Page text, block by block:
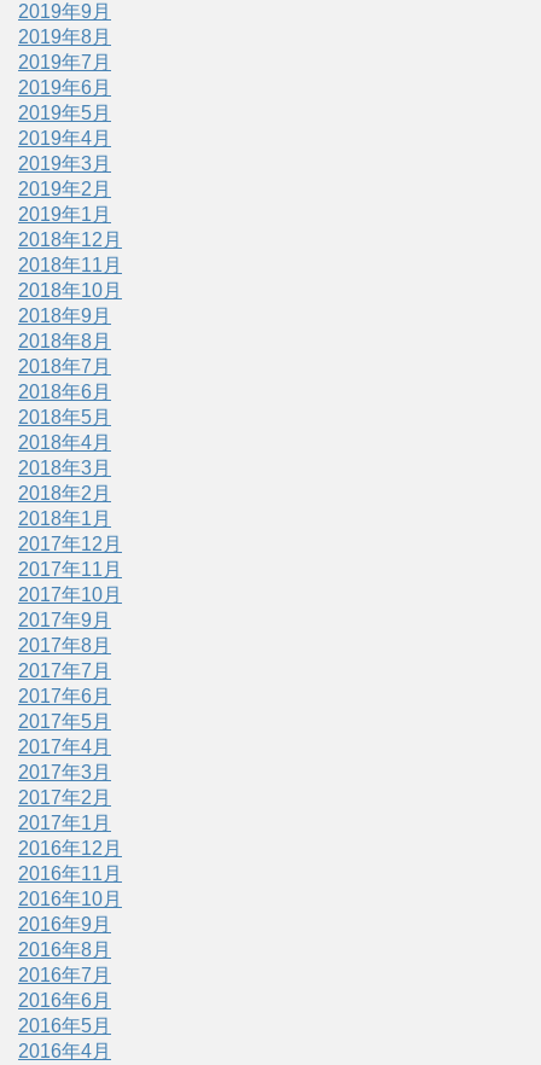
2019年9月
2019年8月
2019年7月
2019年6月
2019年5月
2019年4月
2019年3月
2019年2月
2019年1月
2018年12月
2018年11月
2018年10月
2018年9月
2018年8月
2018年7月
2018年6月
2018年5月
2018年4月
2018年3月
2018年2月
2018年1月
2017年12月
2017年11月
2017年10月
2017年9月
2017年8月
2017年7月
2017年6月
2017年5月
2017年4月
2017年3月
2017年2月
2017年1月
2016年12月
2016年11月
2016年10月
2016年9月
2016年8月
2016年7月
2016年6月
2016年5月
2016年4月